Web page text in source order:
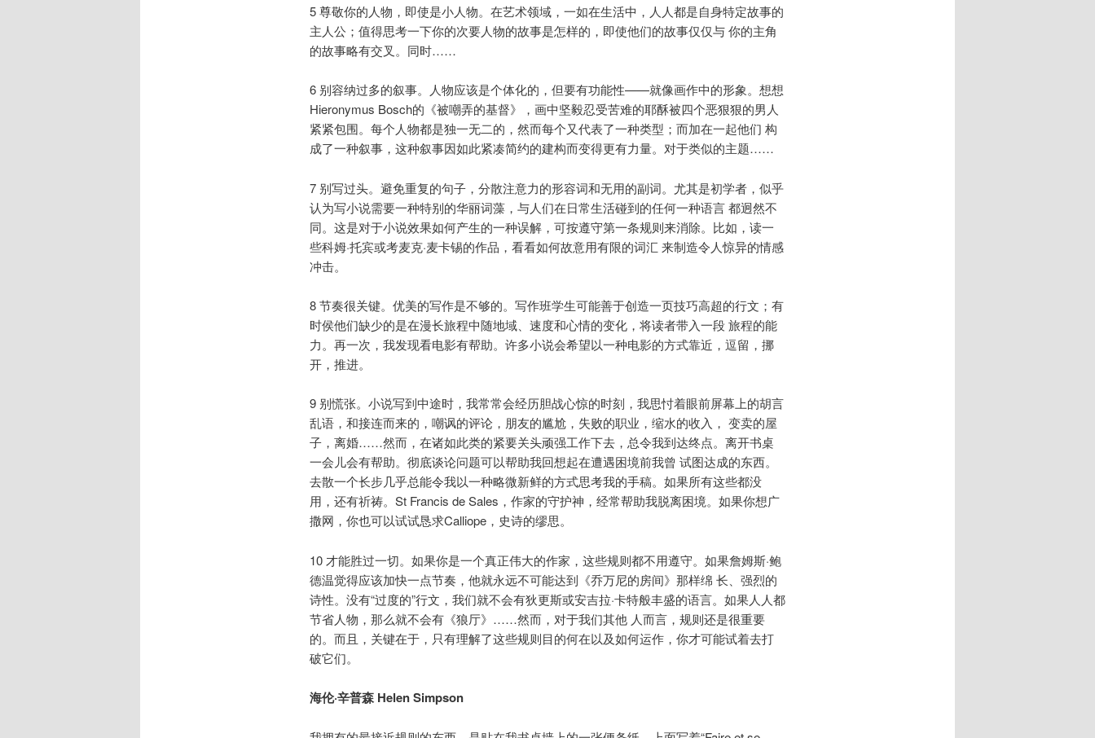
5 尊敬你的人物，即使是小人物。在艺术领域，一如在生活中，人人都是自身特定故事的
主人公；值得思考一下你的次要人物的故事是怎样的，即使他们的故事仅仅与 你的主角
的故事略有交叉。同时……
6 别容纳过多的叙事。人物应该是个体化的，但要有功能性——就像画作中的形象。想想
Hieronymus Bosch的《被嘲弄的基督》，画中坚毅忍受苦难的耶酥被四个恶狠狠的男人
紧紧包围。每个人物都是独一无二的，然而每个又代表了一种类型；而加在一起他们 构
成了一种叙事，这种叙事因如此紧凑简约的建构而变得更有力量。对于类似的主题……
7 别写过头。避免重复的句子，分散注意力的形容词和无用的副词。尤其是初学者，似乎
认为写小说需要一种特别的华丽词藻，与人们在日常生活碰到的任何一种语言 都迥然不
同。这是对于小说效果如何产生的一种误解，可按遵守第一条规则来消除。比如，读一
些科姆·托宾或考麦克·麦卡锡的作品，看看如何故意用有限的词汇 来制造令人惊异的情感
冲击。
8 节奏很关键。优美的写作是不够的。写作班学生可能善于创造一页技巧高超的行文；有
时侯他们缺少的是在漫长旅程中随地域、速度和心情的变化，将读者带入一段 旅程的能
力。再一次，我发现看电影有帮助。许多小说会希望以一种电影的方式靠近，逗留，挪
开，推进。
9 别慌张。小说写到中途时，我常常会经历胆战心惊的时刻，我思忖着眼前屏幕上的胡言
乱语，和接连而来的，嘲讽的评论，朋友的尴尬，失败的职业，缩水的收入， 变卖的屋
子，离婚……然而，在诸如此类的紧要关头顽强工作下去，总令我到达终点。离开书桌
一会儿会有帮助。彻底谈论问题可以帮助我回想起在遭遇困境前我曾 试图达成的东西。
去散一个长步几乎总能令我以一种略微新鲜的方式思考我的手稿。如果所有这些都没
用，还有祈祷。St Francis de Sales，作家的守护神，经常帮助我脱离困境。如果你想广
撒网，你也可以试试恳求Calliope，史诗的缪思。
10 才能胜过一切。如果你是一个真正伟大的作家，这些规则都不用遵守。如果詹姆斯·鲍
德温觉得应该加快一点节奏，他就永远不可能达到《乔万尼的房间》那样绵 长、强烈的
诗性。没有“过度的”行文，我们就不会有狄更斯或安吉拉·卡特般丰盛的语言。如果人人都
节省人物，那么就不会有《狼厅》……然而，对于我们其他 人而言，规则还是很重要
的。而且，关键在于，只有理解了这些规则目的何在以及如何运作，你才可能试着去打
破它们。
海伦·辛普森 Helen Simpson